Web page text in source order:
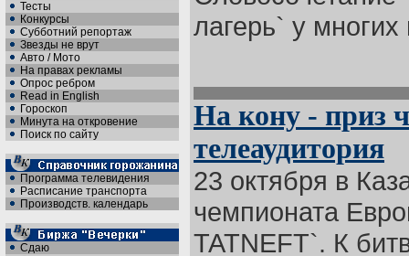
Тесты
Конкурсы
Субботний репортаж
Звезды не врут
Авто / Мото
На правах рекламы
Опрос ребром
Read in English
Гороскоп
Минута на откровение
Поиск по сайту
Программа телевидения
Расписание транспорта
Производств. календарь
Сдаю
лагерь` у
На кону - приз
телеаудитория
23 октября в
чемпионата
TATNEFT`. К